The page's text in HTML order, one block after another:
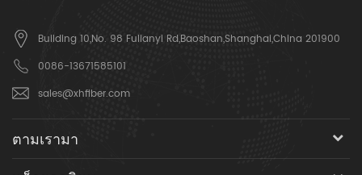
Building 10,No. 98 Fulianyi Rd,Baoshan,Shanghai,China 201900
0086-13671585101
sales@xhfiber.com
ตามเรามา